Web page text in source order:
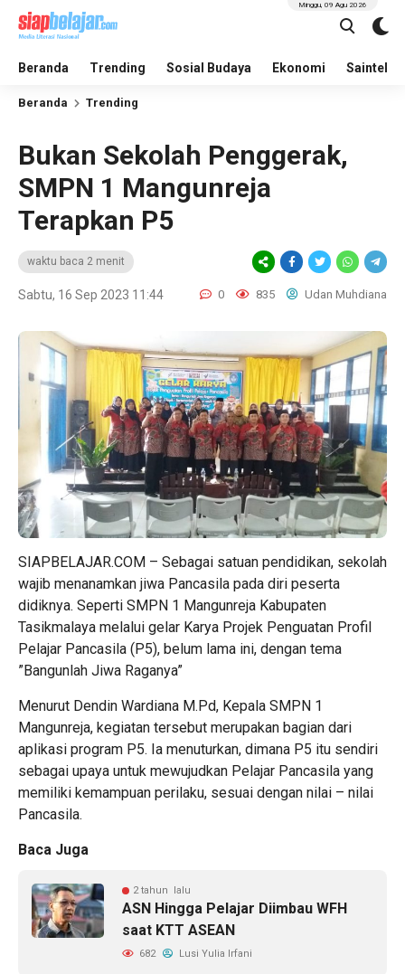
Beranda Trending Sosial Budaya Ekonomi Saintek
Minggu, 09 Agu 2026
Beranda Trending
Bukan Sekolah Penggerak,
SMPN 1 Mangunreja
Terapkan P5
waktu baca 2 menit
Sabtu, 16 Sep 2023 11:44 0 835 Udan Muhdiana
SIAPBELAJAR.COM – Sebagai satuan pendidikan, sekolah
wajib menanamkan jiwa Pancasila pada diri peserta
didiknya. Seperti SMPN 1 Mangunreja Kabupaten
Tasikmalaya melalui gelar Karya Projek Penguatan Profil
Pelajar Pancasila (P5), belum lama ini, dengan tema
”Bangunlah Jiwa Raganya”
Menurut Dendin Wardiana M.Pd, Kepala SMPN 1
Mangunreja, kegiatan tersebut merupakan bagian dari
aplikasi program P5. Ia menuturkan, dimana P5 itu sendiri
sebagai upaya untuk mewujudkan Pelajar Pancasila yang
memiliki kemampuan perilaku, sesuai dengan nilai – nilai
Pancasila.
Baca Juga
2 tahun lalu
ASN Hingga Pelajar Diimbau WFH
saat KTT ASEAN
682 Lusi Yulia Irfani